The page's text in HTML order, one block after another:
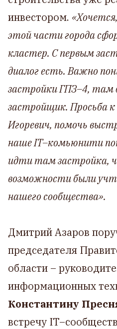
инвестором.
этой части города
кластер. С первым
диалог есть. Важно
застройки ГПЗ–4, там
застройщик. Просьба
Игоревич, помочь
наше IT–комьюнити
идти там застройка,
возможности были
нашего сообщества».
Дмитрий Азаров
председателя
области –
информационных
Константину
встречу